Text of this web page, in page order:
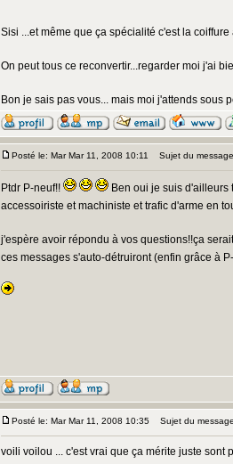
Sisi ...et même que ça spécialité c'est la coiffure
On peut tous ce reconvertir...regarder moi j'ai
Bon je sais pas vous... mais moi j'attends sous
Posté le: Mar Mar 11, 2008 10:11 Sujet du
Ptdr P-neuf!!
Ben oui je suis
accessoiriste et machiniste et trafic d'arme en
j'espère avoir répondu à vos questions!!ça
ces messages s'auto-détruiront (enfin grâce à
Posté le: Mar Mar 11, 2008 10:35 Sujet du
voili voilou ... c'est vrai que ça mérite juste sont